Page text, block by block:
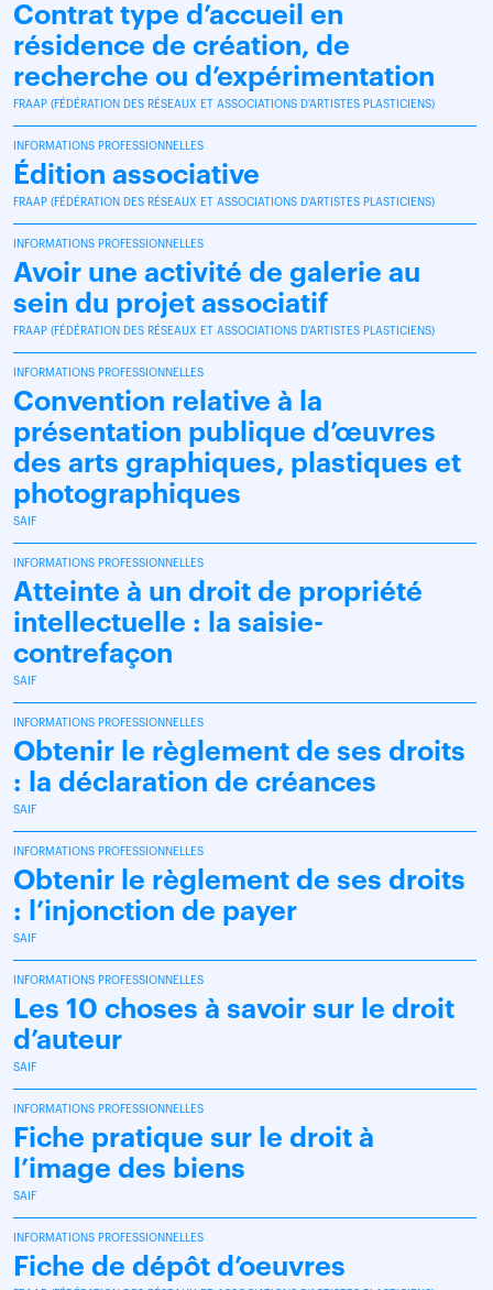
Contrat type d’accueil en
résidence de création, de
recherche ou d’expérimentation
FRAAP (FÉDÉRATION DES RÉSEAUX ET ASSOCIATIONS D'ARTISTES PLASTICIENS)
INFORMATIONS PROFESSIONNELLES
Édition associative
FRAAP (FÉDÉRATION DES RÉSEAUX ET ASSOCIATIONS D'ARTISTES PLASTICIENS)
INFORMATIONS PROFESSIONNELLES
Avoir une activité de galerie au
sein du projet associatif
FRAAP (FÉDÉRATION DES RÉSEAUX ET ASSOCIATIONS D'ARTISTES PLASTICIENS)
INFORMATIONS PROFESSIONNELLES
Convention relative à la
présentation publique d’œuvres
des arts graphiques, plastiques et
photographiques
SAIF
INFORMATIONS PROFESSIONNELLES
Atteinte à un droit de propriété
intellectuelle : la saisie-
contrefaçon
SAIF
INFORMATIONS PROFESSIONNELLES
Obtenir le règlement de ses droits
: la déclaration de créances
SAIF
INFORMATIONS PROFESSIONNELLES
Obtenir le règlement de ses droits
: l’injonction de payer
SAIF
INFORMATIONS PROFESSIONNELLES
Les 10 choses à savoir sur le droit
d’auteur
SAIF
INFORMATIONS PROFESSIONNELLES
Fiche pratique sur le droit à
l’image des biens
SAIF
INFORMATIONS PROFESSIONNELLES
Fiche de dépôt d’oeuvres